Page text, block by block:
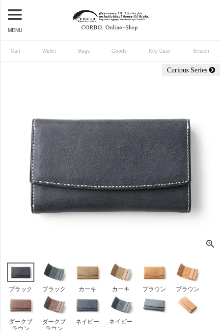
MENU
Cart Wallet Bags Goods Key Case Search
Curious Series
ブラック ブラック カーキ カーキ ブラウン ブラウン
ダークブ
ラウン
ダークブ
ラウン
ネイビー ネイビー